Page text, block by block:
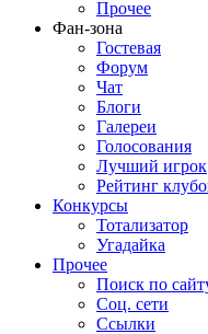
Прочее
Фан-зона
Гостевая
Форум
Чат
Блоги
Галереи
Голосования
Лучший игрок
Рейтинг
Конкурсы
Тотализатор
Угадайка
Прочее
Поиск по
Соц. сети
Ссылки